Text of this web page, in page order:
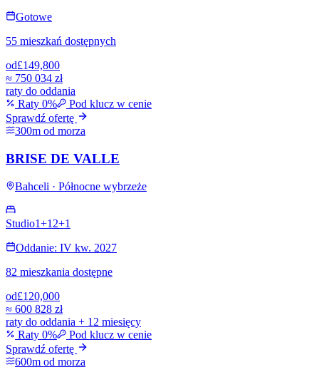
Gotowe
55 mieszkań dostępnych
od£149,800
≈ 750 034 zł
raty do oddania
Raty 0%
Pod klucz w cenie
Sprawdź ofertę
300m od morza
BRISE DE VALLE
Bahceli · Północne wybrzeże
Studio1+1 2+1
Oddanie: IV kw. 2027
82 mieszkania dostępne
od£120,000
≈ 600 828 zł
raty do oddania + 12 miesięcy
Raty 0%
Pod klucz w cenie
Sprawdź ofertę
600m od morza